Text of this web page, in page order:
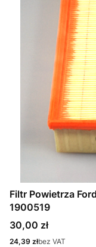
Filtr Powietrza
1900519
Cena
30,00 zł
Cena
24,39 złbez VAT